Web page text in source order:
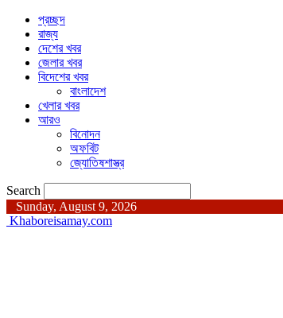
প্রচ্ছদ
রাজ্য
দেশের খবর
জেলার খবর
বিদেশের খবর
বাংলাদেশ
খেলার খবর
আরও
বিনোদন
অফবিট
জ্যোতিষশাস্ত্র
Search
Sunday, August 9, 2026
Khaboreisamay.com